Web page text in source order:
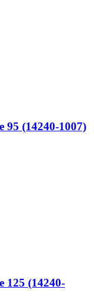
95 (14240-1007)
125 (14240-